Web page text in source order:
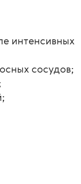
интенсивных
сосудов;